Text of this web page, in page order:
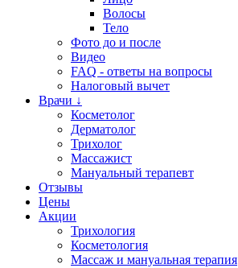
Волосы
Тело
Фото до и после
Видео
FAQ - ответы на вопросы
Налоговый вычет
Врачи ↓
Косметолог
Дерматолог
Трихолог
Массажист
Мануальный терапевт
Отзывы
Цены
Акции
Трихология
Косметология
Массаж и мануальная терапия